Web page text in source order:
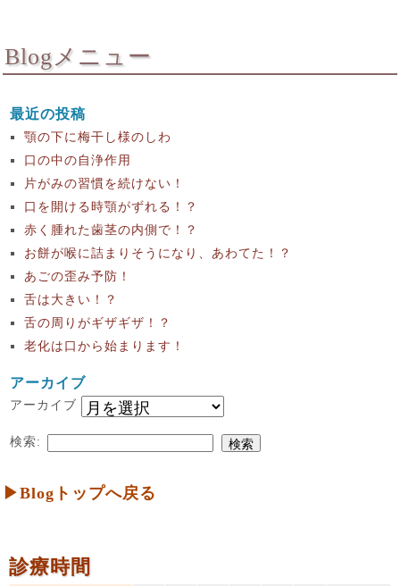
Blogメニュー
最近の投稿
顎の下に梅干し様のしわ
口の中の自浄作用
片がみの習慣を続けない！
口を開ける時顎がずれる！？
赤く腫れた歯茎の内側で！？
お餅が喉に詰まりそうになり、あわてた！？
あごの歪み予防！
舌は大きい！？
舌の周りがギザギザ！？
老化は口から始まります！
アーカイブ
アーカイブ
検索:
▶Blogトップへ戻る
診療時間